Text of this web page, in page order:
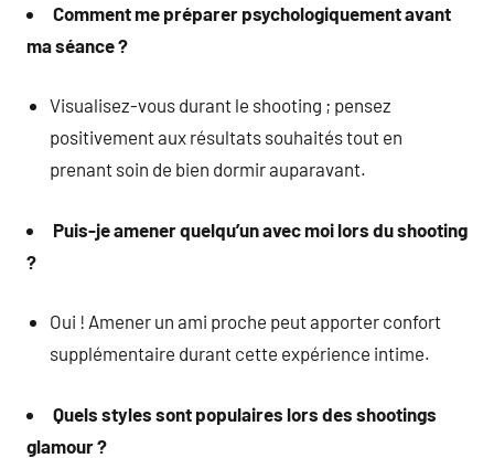
Comment me préparer psychologiquement avant
ma séance ?
Visualisez-vous durant le shooting ; pensez
positivement aux résultats souhaités tout en
prenant soin de bien dormir auparavant.
Puis-je amener quelqu’un avec moi lors du shooting
?
Oui ! Amener un ami proche peut apporter confort
supplémentaire durant cette expérience intime.
Quels styles sont populaires lors des shootings
glamour ?